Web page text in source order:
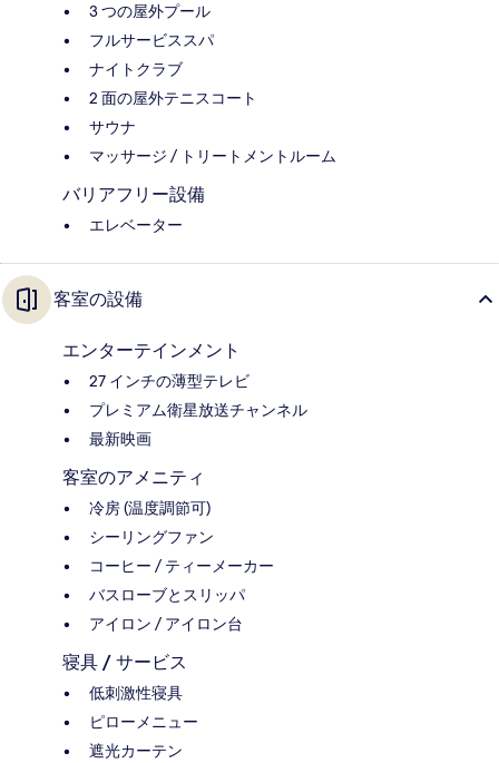
3 つの屋外プール
フルサービススパ
ナイトクラブ
2 面の屋外テニスコート
サウナ
マッサージ / トリートメントルーム
バリアフリー設備
エレベーター
客室の設備
エンターテインメント
27 インチの薄型テレビ
プレミアム衛星放送チャンネル
最新映画
客室のアメニティ
冷房 (温度調節可)
シーリングファン
コーヒー / ティーメーカー
バスローブとスリッパ
アイロン / アイロン台
寝具 / サービス
低刺激性寝具
ピローメニュー
遮光カーテン